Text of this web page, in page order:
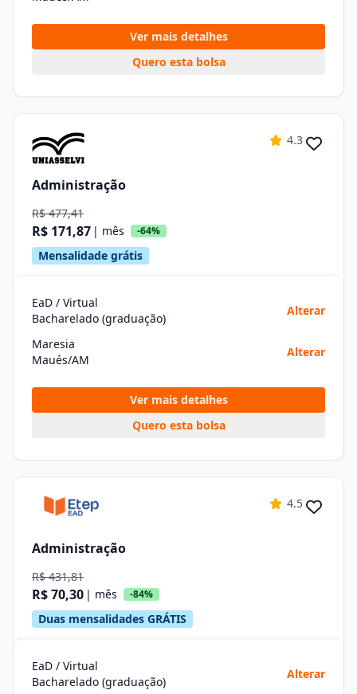
Ver mais detalhes
Quero esta bolsa
4.3
Administração
R$ 477,41
R$ 171,87 | mês -64%
Mensalidade grátis
EaD / Virtual
Bacharelado (graduação)
Alterar
Maresia
Maués/AM
Alterar
Ver mais detalhes
Quero esta bolsa
4.5
Administração
R$ 431,81
R$ 70,30 | mês -84%
Duas mensalidades GRÁTIS
EaD / Virtual
Bacharelado (graduação)
Alterar